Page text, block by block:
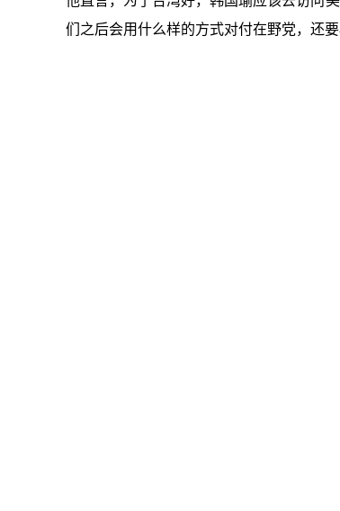
们之后会用什么样的方式对付在野党，还要